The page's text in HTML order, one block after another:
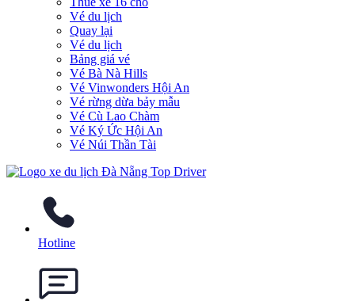
Vé du lịch
Quay lại
Vé du lịch
Bảng giá vé
Vé Bà Nà Hills
Vé Vinwonders Hội An
Vé rừng dừa bảy mẫu
Vé Cù Lao Chàm
Vé Ký Ức Hội An
Vé Núi Thần Tài
Hotline